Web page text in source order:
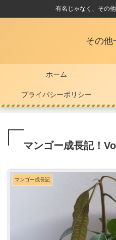
有名じゃなく、その
その他
ホーム
プライバシーポリシー
マンゴー成長記！
マンゴー成長記